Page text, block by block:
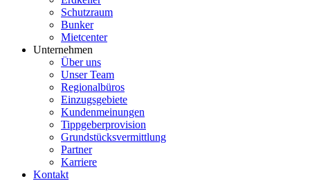
Schutzraum
Bunker
Mietcenter
Unternehmen
Über uns
Unser Team
Regionalbüros
Einzugsgebiete
Kundenmeinungen
Tippgeberprovision
Grundstücksvermittlung
Partner
Karriere
Kontakt